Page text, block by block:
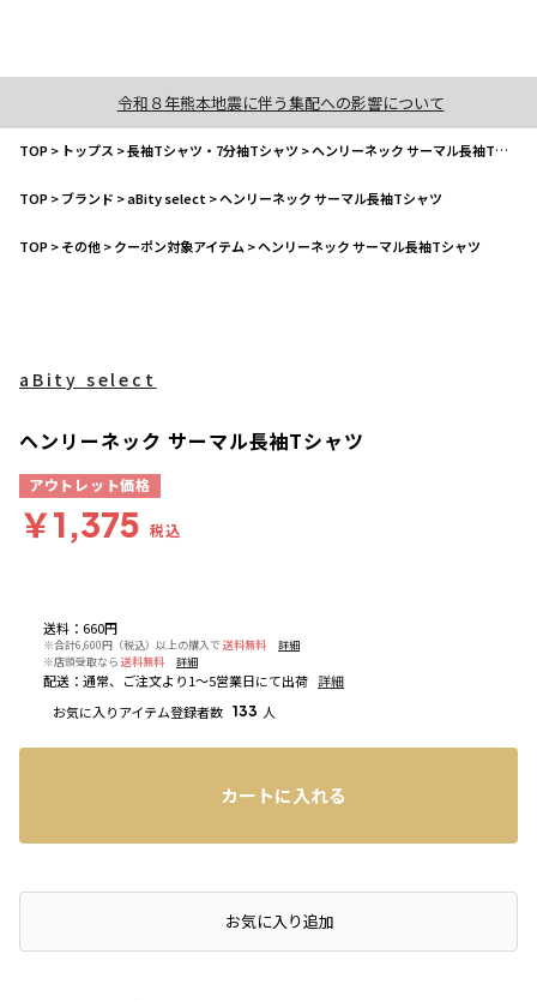
令和８年熊本地震に伴う集配への影響について
TOP> トップス >長袖Tシャツ・7分袖Tシャツ >ヘンリーネック サーマル長袖Tシャツ
TOP>ブランド >aBity select >ヘンリーネック サーマル長袖Tシャツ
TOP>その他>クーポン対象アイテム >ヘンリーネック サーマル長袖Tシャツ
送料 ： 660円
※合計6,600円（税込）以上の購入で 送料無料
詳細
※店頭受取なら 送料無料 詳細
配送 ： 通常、ご注文より1～5営業日にて出荷 詳細
お気に入りアイテム登録者数 133 人
aBity select
ヘンリーネック サーマル長袖Tシャツ
アウトレット価格
￥1,375 税込
カートに入れる
店頭在庫を確認するお気に入り追加